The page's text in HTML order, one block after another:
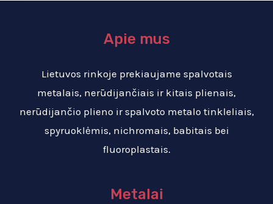
Apie mus
Lietuvos rinkoje prekiaujame spalvotais
metalais, nerūdijančiais ir kitais plienais,
nerūdijančio plieno ir spalvoto metalo tinkleliais,
spyruoklėmis, nichromais, babitais bei
fluoroplastais.
Metalai